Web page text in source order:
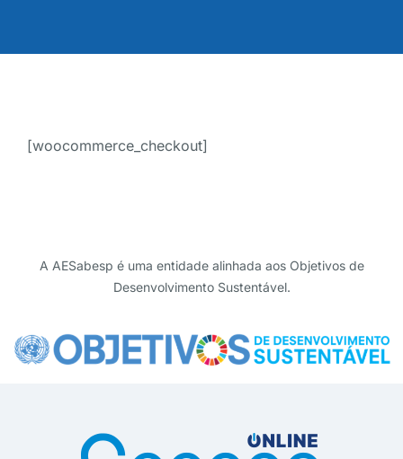
[woocommerce_checkout]
A AESabesp é uma entidade alinhada aos Objetivos de
Desenvolvimento Sustentável.